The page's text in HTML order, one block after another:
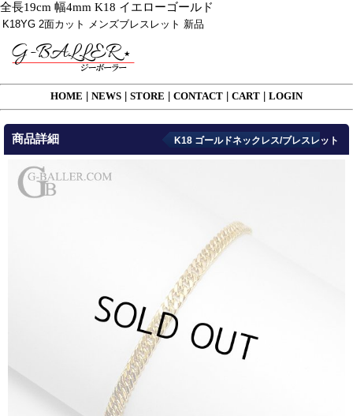
全長19cm 幅4mm K18 イエローゴールド
K18YG 2面カット メンズブレスレット 新品
HOME NEWS STORE CONTACT CART LOGIN
商品詳細 K18 ゴールドネックレス/ブレスレット